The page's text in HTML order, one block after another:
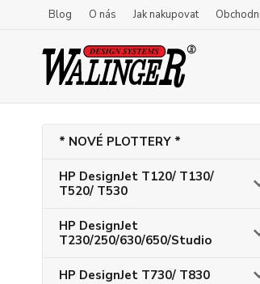
Blog O nás Jak nakupovat
* NOVÉ PLOTTERY *
HP DesignJet T120/ T130/
T520/ T530
HP DesignJet
T230/250/630/650/Studio
HP DesignJet T730/ T830